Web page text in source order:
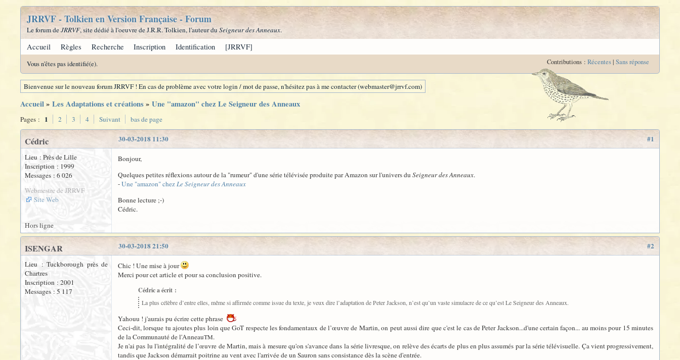
JRRVF - Tolkien en Version Française - Forum
Le forum deJRRVF, site dédié à l'oeuvre de J.R.R. Tolkien, l'auteur du Seigneur des Anneaux.
Accueil Règles Recherche Inscription Identification [JRRVF]
Vous n'êtes pas identifié(e). Contributions : Récentes| Sans réponse
Bienvenue sur le nouveau forum JRRVF ! En cas de problème avec votre login / mot de passe, n'hésitez pas à me contacter (webmaster@jrrvf.com)
Accueil» Les Adaptations et créations» Une "amazon" chez Le Seigneur des Anneaux
Pages : 1 2 3 4 Suivant bas de page
#1
30-03-2018 11:30
Cédric
Lieu : Près de Lille
Inscription : 1999
Messages : 6 026
Webmestre de JRRVF
Site Web
Bonjour,
Quelques petites réflexions autour de la "rumeur" d'une série télévisée produite par Amazon sur l'univers du Seigneur des Anneaux.
-Une "amazon" chezLe Seigneur des Anneaux
Bonne lecture ;-)
Cédric.
Hors ligne
#2
30-03-2018 21:50
ISENGAR
Lieu : Tuckborough près de
Chartres
Inscription : 2001
Messages : 5 117
Chic ! Une mise à jour
Merci pour cet article et pour sa conclusion positive.
Cédric a écrit :
La plus célèbre d’entre elles, même si affirmée comme issue du texte, je veux dire l’adaptation de Peter Jackson, n’est qu’un vaste simulacre de ce qu’est Le Seigneur des Anneaux.
Yahouu ! j'aurais pu écrire cette phrase
Ceci-dit, lorsque tu ajoutes plus loin que GoT respecte les fondamentaux de l’œuvre de Martin, on peut aussi dire que c'est le cas de Peter Jackson...d'une certain façon... au moins pour 15 minutes
de la Communauté de l'AnneauTM.
Je n'ai pas lu l'intégralité de l’œuvre de Martin, mais à mesure qu'on s'avance dans la série livresque, on relève des écarts de plus en plus assumés par la série télévisuelle. Ça vient progressivement,
tandis que Jackson démarrait poitrine au vent avec l'arrivée de un Sauron sans consistance dès la scène d'entrée.